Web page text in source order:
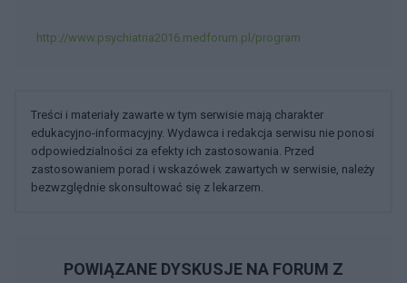
http://www.psychiatria2016.medforum.pl/program
Treści i materiały zawarte w tym serwisie mają charakter
edukacyjno-informacyjny. Wydawca i redakcja serwisu nie ponosi
odpowiedzialności za efekty ich zastosowania. Przed
zastosowaniem porad i wskazówek zawartych w serwisie, należy
bezwzględnie skonsultować się z lekarzem.
POWIĄZANE DYSKUSJE NA FORUM Z